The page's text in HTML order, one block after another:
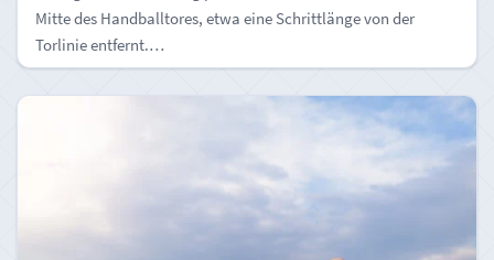
Mitte des Handballtores, etwa eine Schrittlänge von der
Torlinie entfernt.…